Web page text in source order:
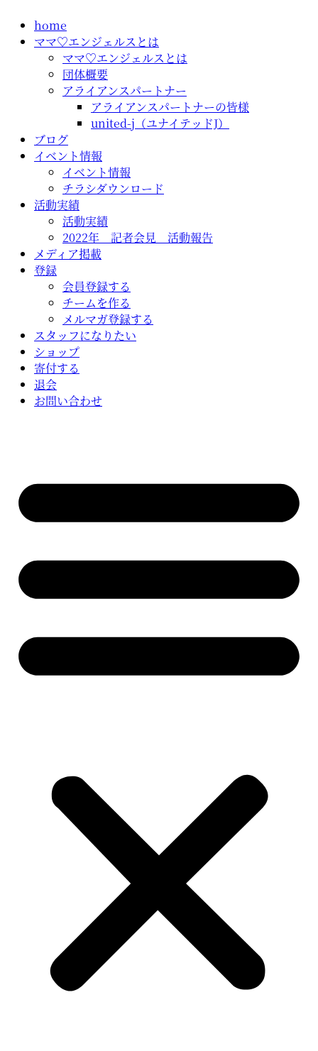
home
ママ♡エンジェルスとは
ママ♡エンジェルスとは
団体概要
アライアンスパートナー
アライアンスパートナーの皆様
united-j（ユナイテッドJ）
ブログ
イベント情報
イベント情報
チラシダウンロード
活動実績
活動実績
2022年 記者会見 活動報告
メディア掲載
登録
会員登録する
チームを作る
メルマガ登録する
スタッフになりたい
ショップ
寄付する
退会
お問い合わせ